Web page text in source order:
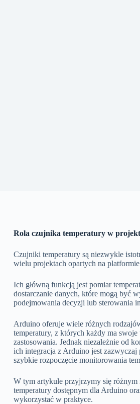
Rola czujnika temperatury w
Czujniki temperatury są niezwykle
wielu projektach opartych na
Ich główną funkcją jest pomiar
dostarczanie danych, które mogą być
podejmowania decyzji lub sterowania
Arduino oferuje wiele różnych
temperatury, z których każdy ma
zastosowania. Jednak niezależnie od
ich integracja z Arduino jest zazwyczaj
szybkie rozpoczęcie monitorowania
W tym artykule przyjrzymy się
temperatury dostępnym dla Arduino
wykorzystać w praktyce.